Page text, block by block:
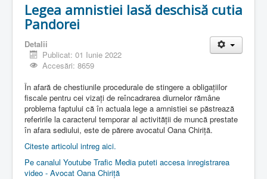
Legea amnistiei lasă deschisă cutia
Pandorei
Detalii
Publicat: 01 Iunie 2022
Accesări: 8659
În afară de chestiunile procedurale de stingere a obligaţiilor
fiscale pentru cei vizaţi de reîncadrarea diurnelor rămâne
problema faptului că în actuala lege a amnistiei se păstrează
referirile la caracterul temporar al activităţii de muncă prestate
în afara sediului, este de părere avocatul Oana Chiriţă.
Citeste articolul intreg aici.
Pe canalul Youtube Trafic Media puteti accesa inregistrarea
video - Avocat Oana Chiriță